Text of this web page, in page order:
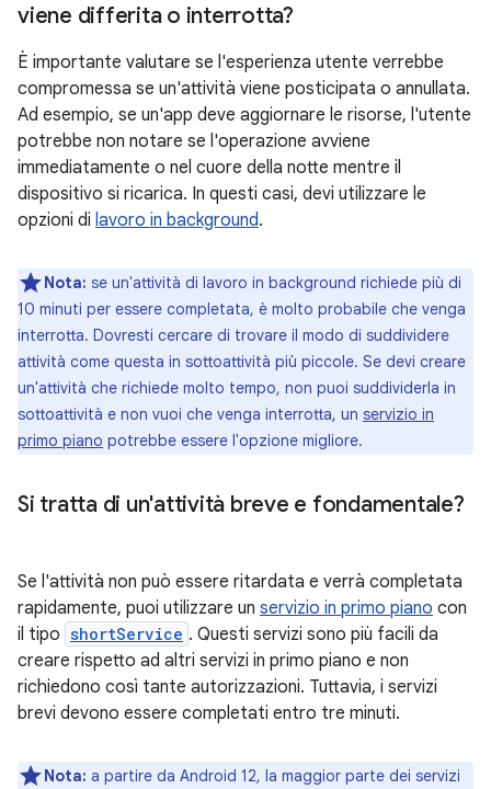
viene differita o interrotta?
È importante valutare se l'esperienza utente verrebbe
compromessa se un'attività viene posticipata o annullata.
Ad esempio, se un'app deve aggiornare le risorse, l'utente
potrebbe non notare se l'operazione avviene
immediatamente o nel cuore della notte mentre il
dispositivo si ricarica. In questi casi, devi utilizzare le
opzioni di lavoro in background.
Nota: se un'attività di lavoro in background richiede più di
10 minuti per essere completata, è molto probabile che venga
interrotta. Dovresti cercare di trovare il modo di suddividere
attività come questa in sottoattività più piccole. Se devi creare
un'attività che richiede molto tempo, non puoi suddividerla in
sottoattività e non vuoi che venga interrotta, un servizio in
primo piano potrebbe essere l'opzione migliore.
Si tratta di un'attività breve e fondamentale?
Se l'attività non può essere ritardata e verrà completata
rapidamente, puoi utilizzare un servizio in primo piano con
il tipo shortService . Questi servizi sono più facili da
creare rispetto ad altri servizi in primo piano e non
richiedono così tante autorizzazioni. Tuttavia, i servizi
brevi devono essere completati entro tre minuti.
Nota: a partire da Android 12, la maggior parte dei servizi